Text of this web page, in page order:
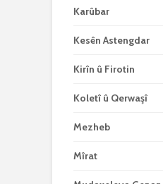
Karûbar
Kesên Astengdar
Kirîn û Firotin
Koletî û Qerwaşî
Mezheb
Mîrat